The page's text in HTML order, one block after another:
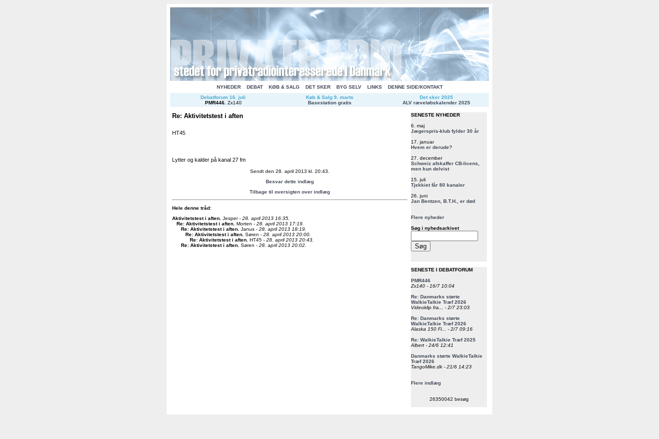
NYHEDER DEBAT KØB & SALG DET SKER BYG SELV LINKS
DENNE SIDE/KONTAKT
Debatforum 16. juli
PMR446. Zx140
Køb & Salg 9. marts
Basestation gratis
Det sker 2025
ALV ræveløbskalender 2025
Re: Aktivitetstest i aften
HT45
Lytter og kalder på kanal 27 fm
Sendt den 28. april 2013 kl. 20:43.
Besvar dette indlæg
Tilbage til oversigten over indlæg
Hele denne tråd:
Aktivitetstest i aften Jesper - 28. april 2013 16:35.
Re: Aktivitetstest i aften Morten - 28. april 2013 17:19.
Re: Aktivitetstest i aften Janus - 28. april 2013 18:19.
Re: Aktivitetstest i aften Søren - 28. april 2013 20:00.
Re: Aktivitetstest i aften HT45 - 28. april 2013 20:43.
Re: Aktivitetstest i aften Søren - 28. april 2013 20:02.
SENESTE NYHEDER
6. maj
Jægerspris-klub fylder 30 år
17. januar
Hvem er derude?
27. december
Schweiz afskaffer CB-licens,
men kun delvist
15. juli
Tjekkiet får 80 kanaler
26. juni
Jan Bentzen, B.T.H., er død
Flere nyheder
Søg i nyhedsarkivet
SENESTE I DEBATFORUM
PMR446
Zx140 - 16/7 10:04
Re: Danmarks størte
WalkieTalkie Træf 2026
Videoklip fra... - 2/7 23:03
Re: Danmarks størte
WalkieTalkie Træf 2026
Alaska 150 Fi... - 2/7 09:16
Re: WalkieTalkie Træf 2025
Albert - 24/6 12:41
Danmarks størte WalkieTalkie
Træf 2026
TangoMike.dk - 21/6 14:23
Flere indlæg
26350042 besøg